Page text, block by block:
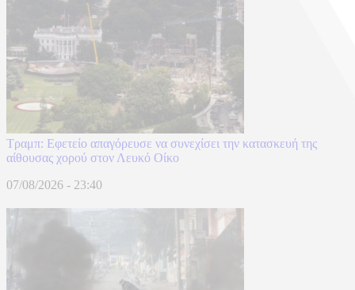
Τραμπ: Εφετείο απαγόρευσε να συνεχίσει την κατασκευή της
αίθουσας χορού στον Λευκό Οίκο
07/08/2026 - 23:40